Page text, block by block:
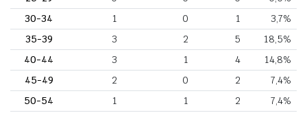
30-34
1 0 1
3,7%
35-39
3 2 5
18,5%
40-44
3 1 4
14,8%
45-49
2 0 2
7,4%
50-54
1 1 2
7,4%